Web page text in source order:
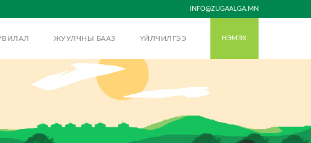
INFO@ZUGAALGA.MN
ЖУУЛЧНЫ БААЗ ҮЙЛЧИЛГЭЭ НЭМЭХ